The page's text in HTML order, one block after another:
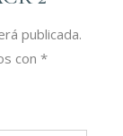
publicada.
con*